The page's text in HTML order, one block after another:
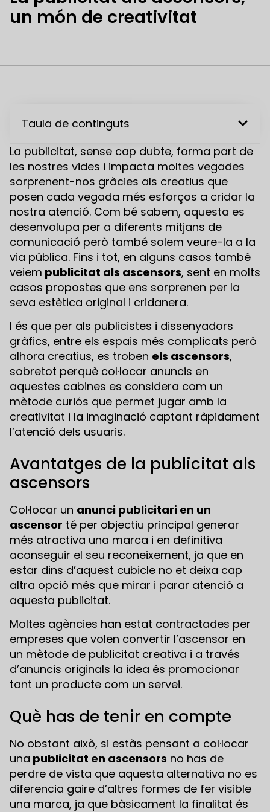
un món de creativitat
Taula de continguts
La publicitat, sense cap dubte, forma part de
les nostres vides i impacta moltes vegades
sorprenent-nos gràcies als creatius que
posen cada vegada més esforços a cridar la
nostra atenció. Com bé sabem, aquesta es
desenvolupa per a diferents mitjans de
comunicació però també solem veure-la a la
via pública. Fins i tot, en alguns casos també
veiem publicitat als ascensors, sent en molts
casos propostes que ens sorprenen per la
seva estètica original i cridanera.
I és que per als publicistes i dissenyadors
gràfics, entre els espais més complicats però
alhora creatius, es troben els ascensors,
sobretot perquè col·locar anuncis en
aquestes cabines es considera com un
mètode curiós que permet jugar amb la
creativitat i la imaginació captant ràpidament
l’atenció dels usuaris.
Avantatges de la publicitat als
ascensors
Col·locar un anunci publicitari en un
ascensor té per objectiu principal generar
més atractiva una marca i en definitiva
aconseguir el seu reconeixement, ja que en
estar dins d’aquest cubicle no et deixa cap
altra opció més que mirar i parar atenció a
aquesta publicitat.
Moltes agències han estat contractades per
empreses que volen convertir l’ascensor en
un mètode de publicitat creativa i a través
d’anuncis originals la idea és promocionar
tant un producte com un servei.
Què has de tenir en compte
No obstant això, si estàs pensant a col·locar
una publicitat en ascensors no has de
perdre de vista que aquesta alternativa no es
diferencia gaire d’altres formes de fer visible
una marca, ja que bàsicament la finalitat és